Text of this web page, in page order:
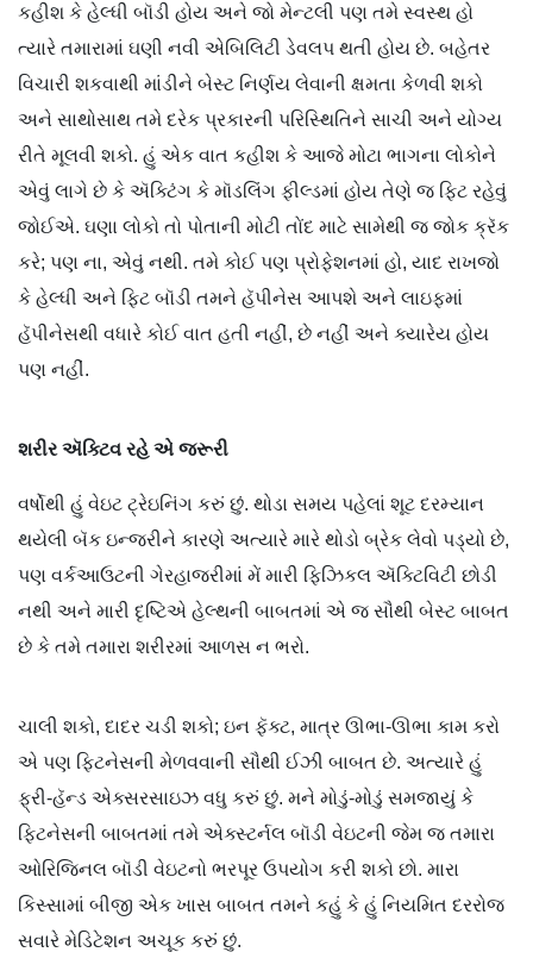
કહીશ કે હેલ્ધી બૉડી હોય અને જો મેન્ટલી પણ તમે સ્વસ્થ હો
ત્યારે તમારામાં ઘણી નવી એબિલિટી ડેવલપ થતી હોય છે. બહેતર
વિચારી શકવાથી માંડીને બેસ્ટ નિર્ણય લેવાની ક્ષમતા કેળવી શકો
અને સાથોસાથ તમે દરેક પ્રકારની પરિસ્થિતિને સાચી અને યોગ્ય
રીતે મૂલવી શકો. હું એક વાત કહીશ કે આજે મોટા ભાગના લોકોને
એવું લાગે છે કે ઍક્ટિંગ કે મૉડલિંગ ફીલ્ડમાં હોય તેણે જ ફિટ રહેવું
જોઈએ. ઘણા લોકો તો પોતાની મોટી તોંદ માટે સામેથી જ જોક ક્રૅક
કરે; પણ ના, એવું નથી. તમે કોઈ પણ પ્રોફેશનમાં હો, યાદ રાખજો
કે હેલ્ધી અને ફિટ બૉડી તમને હૅપીનેસ આપશે અને લાઇફમાં
હૅપીનેસથી વધારે કોઈ વાત હતી નહીં, છે નહીં અને ક્યારેય હોય
પણ નહીં.
શરીર ઍક્ટિવ રહે એ જરૂરી
વર્ષોથી હું વેઇટ ટ્રેઇનિંગ કરું છું. થોડા સમય પહેલાં શૂટ દરમ્યાન
થયેલી બૅક ઇન્જરીને કારણે અત્યારે મારે થોડો બ્રેક લેવો પડ્યો છે,
પણ વર્કઆઉટની ગેરહાજરીમાં મેં મારી ફિઝિકલ ઍક્ટિવિટી છોડી
નથી અને મારી દૃષ્ટિએ હેલ્થની બાબતમાં એ જ સૌથી બેસ્ટ બાબત
છે કે તમે તમારા શરીરમાં આળસ ન ભરો.
ચાલી શકો, દાદર ચડી શકો; ઇન ફૅક્ટ, માત્ર ઊભા-ઊભા કામ કરો
એ પણ ફિટનેસની મેળવવાની સૌથી ઈઝી બાબત છે. અત્યારે હું
ફ્રી-હૅન્ડ એક્સરસાઇઝ વધુ કરું છું. મને મોડું-મોડું સમજાયું કે
ફિટનેસની બાબતમાં તમે એક્સ્ટર્નલ બૉડી વેઇટની જેમ જ તમારા
ઓરિજિનલ બૉડી વેઇટનો ભરપૂર ઉપયોગ કરી શકો છો. મારા
કિસ્સામાં બીજી એક ખાસ બાબત તમને કહું કે હું નિયમિત દરરોજ
સવારે મેડિટેશન અચૂક કરું છું.